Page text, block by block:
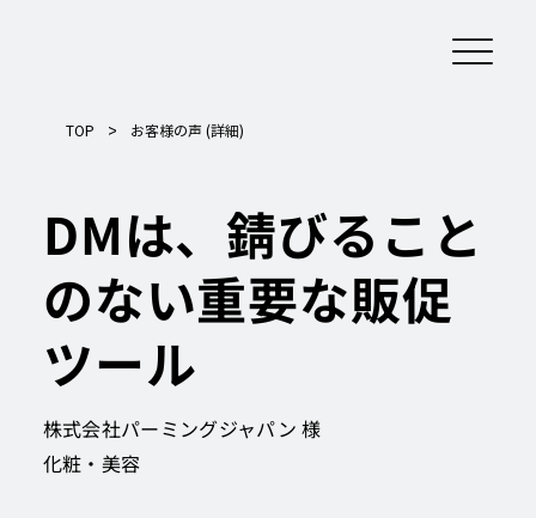
DMは、錆びること
のない重要な販促
ツール
株式会社パーミングジャパン 様
化粧・美容
TOP > お客様の声 (詳細)